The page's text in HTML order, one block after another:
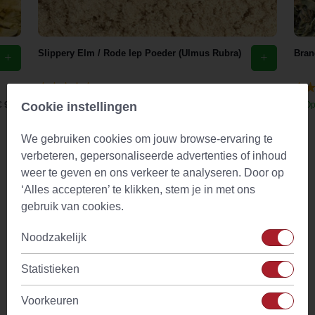
9,44
Slippery Elm / Rode Iep Poeder (Ulmus Rubra)
Op voorraad
Omschrijving
Kambin theepot is een typisch Japanse theepot in een
authentieke stijl. De theepot is zorgvuldig met de hand
(Japans) heeft een inhoud van 0.80 liter. De theepot is
vervaardigd van gietijzer. De hoge kwaliteit gietijzer zorgt
ervoor dat de thee langer warm blijft. Doordat de
binnenzijde bovendien is geemailleerd blijft roest buiten de
theepot. Vanzelfsprekend wordt er een opmaat gemaakt
Cookie instellingen
We gebruiken cookies om jouw browse-ervaring te
verbeteren, gepersonaliseerde advertenties of inhoud
weer te geven en ons verkeer te analyseren. Door op
‘Alles accepteren’ te klikken, stem je in met ons
gebruik van cookies.
Noodzakelijk
Statistieken
Voorkeuren